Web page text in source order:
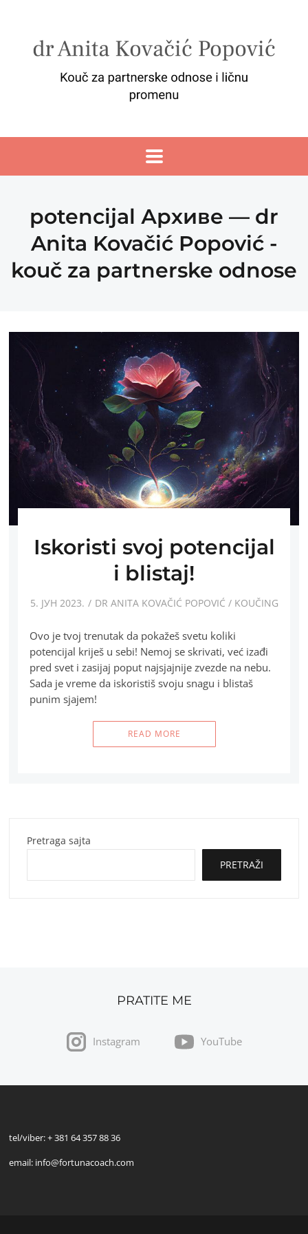
potencijal Архиве — dr
Anita Kovačić Popović -
kouč za partnerske odnose
Iskoristi svoj potencijal
i blistaj!
5. ЈУН 2023. DR ANITA KOVAČIĆ POPOVIĆ / KOUČING
Ovo je tvoj trenutak da pokažeš svetu koliki
potencijal kriješ u sebi! Nemoj se skrivati, već izađi
pred svet i zasijaj poput najsjajnije zvezde na nebu.
Sada je vreme da iskoristiš svoju snagu i blistaš
punim sjajem!
READ MORE
Pretraga sajta
PRETRAŽI
PRATITE ME
Instagram YouTube
tel/viber: + 381 64 357 88 36
email: info@fortunacoach.com